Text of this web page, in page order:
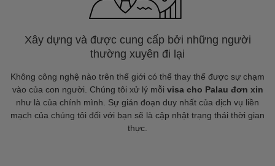
Xây dựng và được cung cấp bởi những người
thường xuyên đi lại
Không công nghệ nào trên thế giới có thể thay thế được sự chạm
vào của con người. Chúng tôi xử lý mỗi visa cho Palau đơn xin
như là của chính mình. Sự gián đoạn duy nhất của dịch vụ liền
mạch của chúng tôi đối với bạn sẽ là cập nhật trạng thái thời gian
thực.